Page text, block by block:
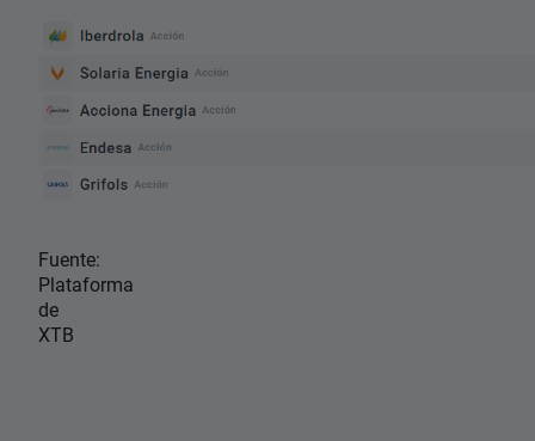
Fuente:
Plataforma
de
XTB